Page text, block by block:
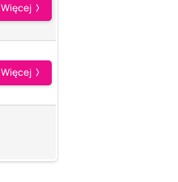
Więcej
Więcej